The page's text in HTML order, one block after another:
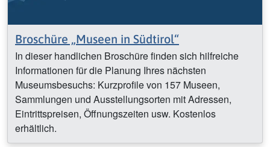
Broschüre „Museen in Südtirol“
In dieser handlichen Broschüre finden sich hilfreiche
Informationen für die Planung Ihres nächsten
Museumsbesuchs: Kurzprofile von 157 Museen,
Sammlungen und Ausstellungsorten mit Adressen,
Eintrittspreisen, Öffnungszeiten usw. Kostenlos
erhältlich.